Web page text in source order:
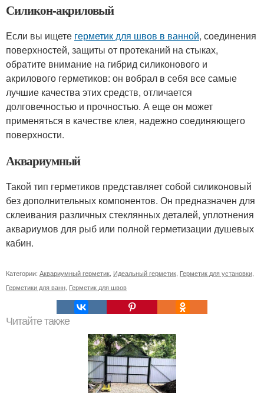
Силикон-акриловый
Если вы ищете герметик для швов в ванной, соединения
поверхностей, защиты от протеканий на стыках,
обратите внимание на гибрид силиконового и
акрилового герметиков: он вобрал в себя все самые
лучшие качества этих средств, отличается
долговечностью и прочностью. А еще он может
применяться в качестве клея, надежно соединяющего
поверхности.
Аквариумный
Такой тип герметиков представляет собой силиконовый
без дополнительных компонентов. Он предназначен для
склеивания различных стеклянных деталей, уплотнения
аквариумов для рыб или полной герметизации душевых
кабин.
Категории: Аквариумный герметик Идеальный герметик Герметик для установки
Герметики для ванн Герметик для швов
Читайте также